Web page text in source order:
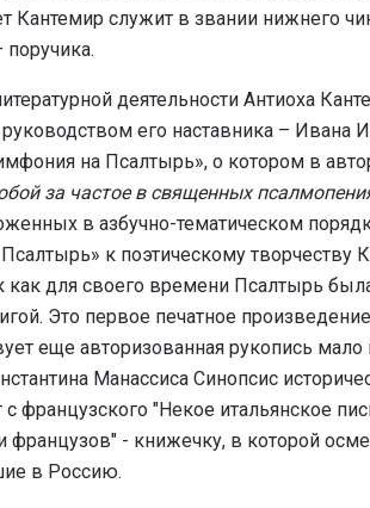
Кантемир служит в звании нижнего
деятельности Антиоха
его наставника – Ивана
на Псалтырь», о котором в
за частое в священных
в азбучно-тематическом
к поэтическому творчеству
как для своего времени Псалтырь
Это первое печатное
еще авторизованная рукопись мало
Манассиса Синопсис
французского "Некое итальянское
французов" - книжечку, в которой
в Россию.